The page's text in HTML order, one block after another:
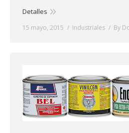
Detalles
15 mayo, 2015 Industriales By